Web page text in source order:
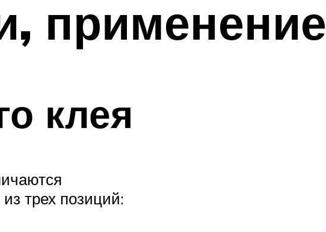
применение
клея
трех позиций: